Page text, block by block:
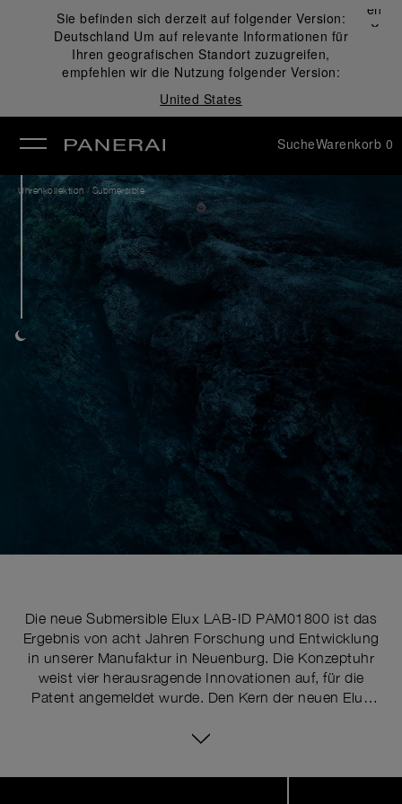
Sie befinden sich derzeit auf folgender Version:
Deutschland Um auf relevante Informationen für
Ihren geografischen Standort zuzugreifen,
empfehlen wir die Nutzung folgender Version:
United States
Schließen
✕
SucheWarenkorb 0
Uhrenkollektion / Submersible
Die neue Submersible Elux LAB-ID PAM01800 ist das
Ergebnis von acht Jahren Forschung und Entwicklung
in unserer Manufaktur in Neuenburg. Die Konzeptuhr
weist vier herausragende Innovationen auf, für die
Patent angemeldet wurde. Den Kern der neuen Elux
Lichtverhältnissen. Dies wird durch die Funktion
Gesamtdauer von 30 Minuten aktiviert werden kann,
Image